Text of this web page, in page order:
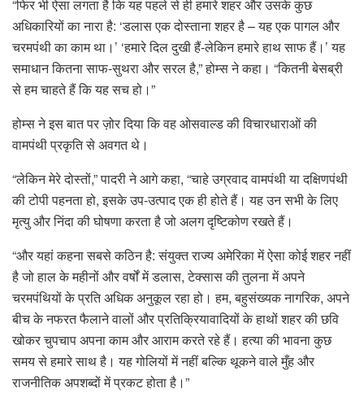
“फिर भी ऐसा लगता है कि यह पहले से ही हमारे शहर और उसके कुछ
अधिकारियों का नारा है: ‘डलास एक दोस्ताना शहर है – यह एक पागल और
चरमपंथी का काम था।’ ‘हमारे दिल दुखी हैं-लेकिन हमारे हाथ साफ हैं।’ यह
समाधान कितना साफ-सुथरा और सरल है,” होम्स ने कहा। “कितनी बेसब्री
से हम चाहते हैं कि यह सच हो।”
होम्स ने इस बात पर ज़ोर दिया कि वह ओसवाल्ड की विचारधाराओं की
वामपंथी प्रकृति से अवगत थे।
“लेकिन मेरे दोस्तों,” पादरी ने आगे कहा, “चाहे उग्रवाद वामपंथी या दक्षिणपंथी
की टोपी पहनता हो, इसके उप-उत्पाद एक ही होते हैं। यह उन सभी के लिए
मृत्यु और निंदा की घोषणा करता है जो अलग दृष्टिकोण रखते हैं।
“और यहां कहना सबसे कठिन है: संयुक्त राज्य अमेरिका में ऐसा कोई शहर नहीं
है जो हाल के महीनों और वर्षों में डलास, टेक्सास की तुलना में अपने
चरमपंथियों के प्रति अधिक अनुकूल रहा हो। हम, बहुसंख्यक नागरिक, अपने
बीच के नफरत फैलाने वालों और प्रतिक्रियावादियों के हाथों शहर की छवि
खोकर चुपचाप अपना काम और आराम करते रहे हैं। हत्या की भावना कुछ
समय से हमारे साथ है। यह गोलियों में नहीं बल्कि थूकने वाले मुँह और
राजनीतिक अपशब्दों में प्रकट होता है।”